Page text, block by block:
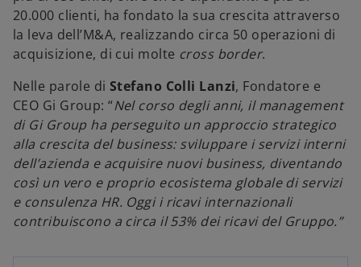
20.000 clienti, ha fondato la sua crescita attraverso
la leva dell’M&A, realizzando circa 50 operazioni di
acquisizione, di cui molte cross border.
Nelle parole diStefano Colli Lanzi, Fondatore e
CEO Gi Group: “Nel corso degli anni, il management
di Gi Group ha perseguito un approccio strategico
alla crescita del business: sviluppare i servizi interni
dell’azienda e acquisire nuovi business, diventando
così un vero e proprio ecosistema globale di servizi
e consulenza HR. Oggi i ricavi internazionali
contribuiscono a circa il 53% dei ricavi del Gruppo.”
s
i
a
p